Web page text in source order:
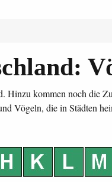
Hinzu kommen noch die
Vögeln, die in Städten